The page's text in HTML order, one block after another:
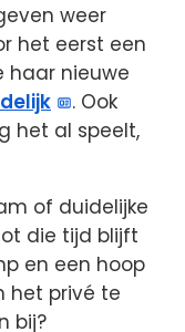
weer
het eerst een
haar nieuwe
. Ook
het al speelt,
of duidelijke
die tijd blijft
en een hoop
het privé te
bij?